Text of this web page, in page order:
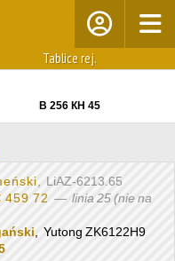
Tablice rej.
В 256 КН 45
, LiAZ-6213.65
459 72 — linia 25 (nie na
, Yutong ZK6122H9